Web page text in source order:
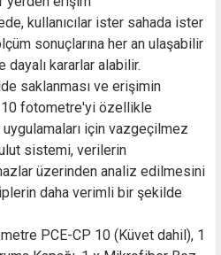
kullanıcılar ister sahada ister
sonuçlarına her an ulaşabilir
kararlar alabilir.
saklanması ve erişimin
10 fotometre'yi özellikle
için vazgeçilmez
sistemi, verilerin
üzerinden analiz edilmesini
daha verimli bir şekilde
PCE-CP 10 (Küvet dahil), 1